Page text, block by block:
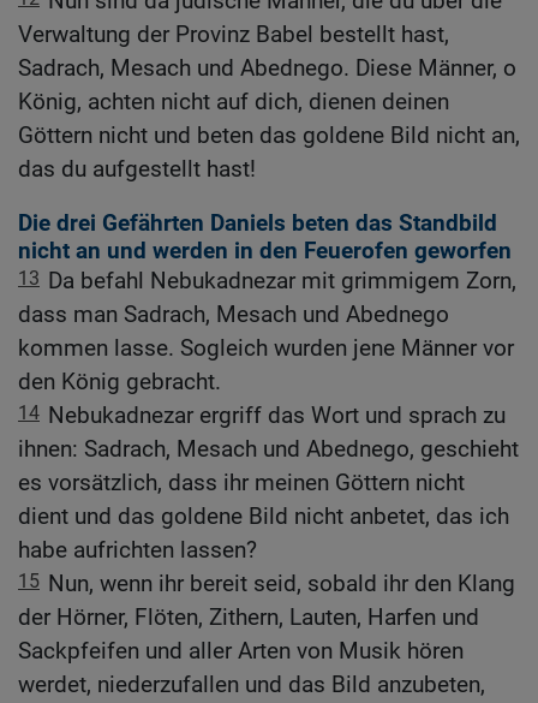
Verwaltung der Provinz Babel bestellt hast,
Sadrach, Mesach und Abednego. Diese Männer, o
König, achten nicht auf dich, dienen deinen
Göttern nicht und beten das goldene Bild nicht an,
das du aufgestellt hast!
Die drei Gefährten Daniels beten das Standbild
nicht an und werden in den Feuerofen geworfen
13 Da befahl Nebukadnezar mit grimmigem Zorn,
dass man Sadrach, Mesach und Abednego
kommen lasse. Sogleich wurden jene Männer vor
den König gebracht.
14 Nebukadnezar ergriff das Wort und sprach zu
ihnen: Sadrach, Mesach und Abednego, geschieht
es vorsätzlich, dass ihr meinen Göttern nicht
dient und das goldene Bild nicht anbetet, das ich
habe aufrichten lassen?
15 Nun, wenn ihr bereit seid, sobald ihr den Klang
der Hörner, Flöten, Zithern, Lauten, Harfen und
Sackpfeifen und aller Arten von Musik hören
werdet, niederzufallen und das Bild anzubeten,